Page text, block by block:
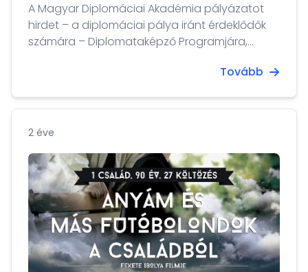
A Magyar Diplomáciai Akadémia pályázatot
hirdet – a diplomáciai pálya iránt érdeklődők
számára – Diplomataképző Programjára,
és a Nemzeti Közszolgálati Egyetem szakmai
Tovább
2 éve